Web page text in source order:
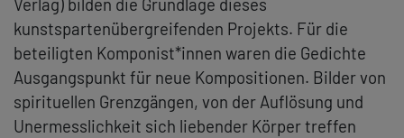
kunstspartenübergreifenden Projekts. Für die
beteiligten Komponist*innen waren die Gedichte
Ausgangspunkt für neue Kompositionen. Bilder von
spirituellen Grenzgängen, von der Auflösung und
Unermesslichkeit sich liebender Körper treffen